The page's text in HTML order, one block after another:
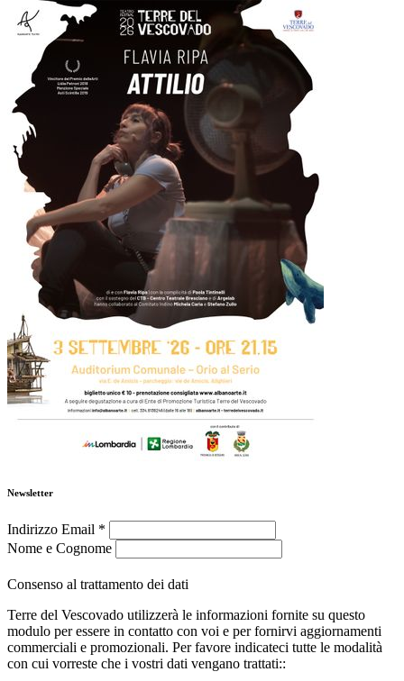
Newsletter
Indirizzo Email *
Nome e Cognome
Consenso al trattamento dei dati
Terre del Vescovado utilizzerà le informazioni fornite su questo
modulo per essere in contatto con voi e per fornirvi aggiornamenti
commerciali e promozionali. Per favore indicateci tutte le modalità
con cui vorreste che i vostri dati vengano trattati::